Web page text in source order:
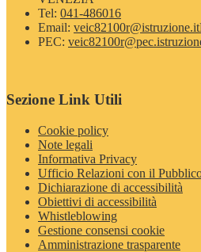
Tel: 041-486016
Email: veic82100r@istruzione.it
PEC:
Sezione Link Utili
Cookie policy
Note legali
Informativa Privacy
Ufficio Relazioni con il
Dichiarazione di accessibilità
Obiettivi di accessibilità
Whistleblowing
Gestione consensi cookie
Amministrazione trasparente